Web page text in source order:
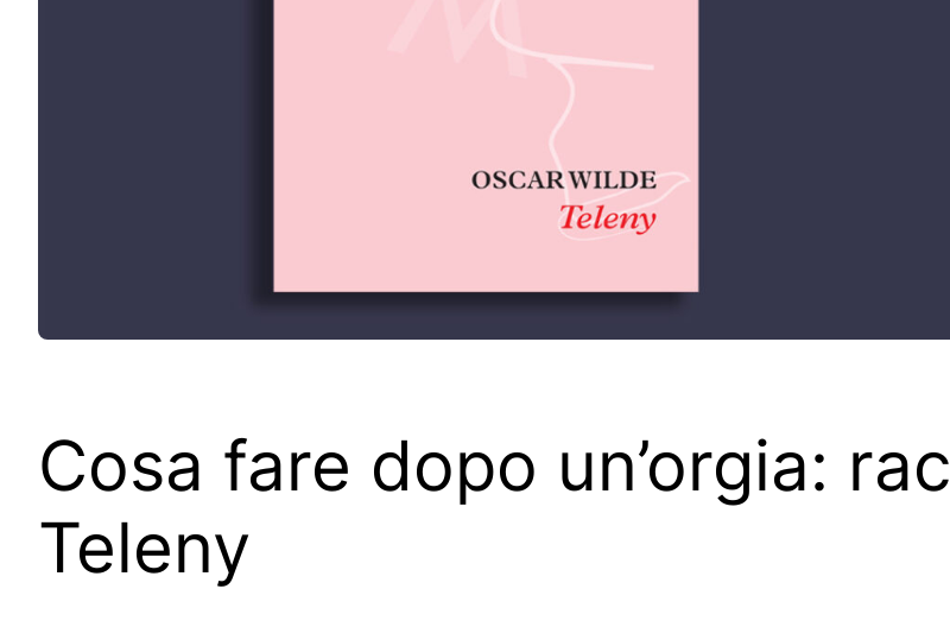
Cosa fare dopo un’orgia:
Teleny